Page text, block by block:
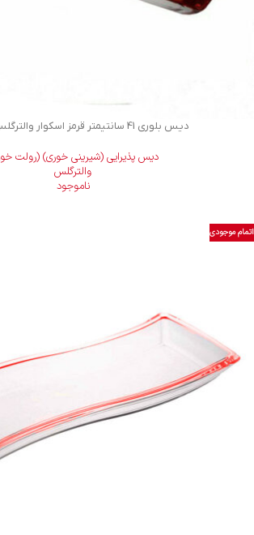
دیس بلوری 41 سانتیمتر قرمز اسکوار والترگلس 1217647
دیس پذیرایی (شیرینی خوری) (رولت
والترگلس
ناموجود
اتمام موجودی